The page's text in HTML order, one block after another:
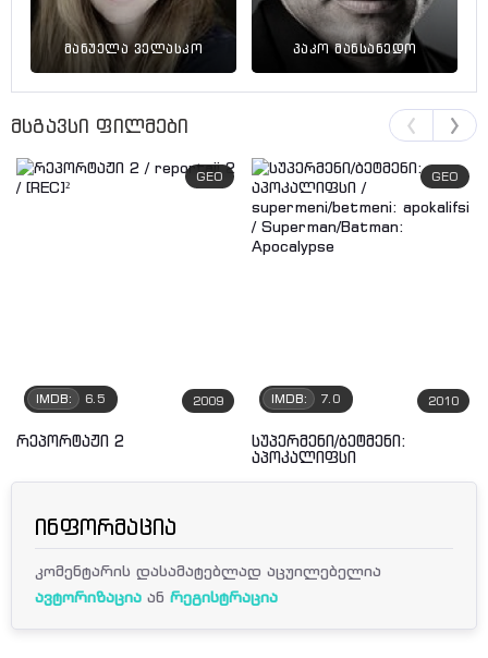
მანუელა ველასკო პაკო მანსანედო
მსგავსი ფილმები
GEO
2009
IMDB: 6.5
რეპორტაჟი 2
GEO
2010
IMDB: 7.0
სუპერმენი/ბეტმენი:
აპოკალიფსი
ინფორმაცია
კომენტარის დასამატებლად აცუილებელია
ავტორიზაცია ანრეგისტრაცია